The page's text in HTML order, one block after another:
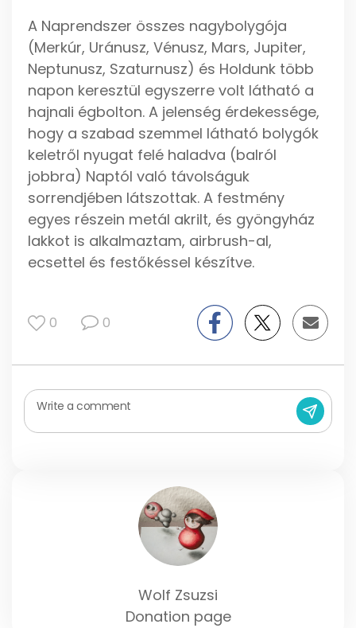
A Naprendszer összes nagybolygója
(Merkúr, Uránusz, Vénusz, Mars, Jupiter,
Neptunusz, Szaturnusz) és Holdunk több
napon keresztül egyszerre volt látható a
hajnali égbolton. A jelenség érdekessége,
hogy a szabad szemmel látható bolygók
keletről nyugat felé haladva (balról
jobbra) Naptól való távolságuk
sorrendjében látszottak. A festmény
egyes részein metál akrilt, és gyöngyház
lakkot is alkalmaztam, airbrush-al,
ecsettel és festőkéssel készítve.
0 0
Write a comment
Wolf Zsuzsi
Donation page